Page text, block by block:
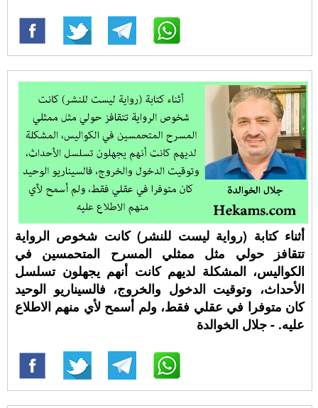
أثناء كتابة (رواية ليست للنشر) كانت شخوص الرواية
تتقافز حولي مثل ممثلي المسرح المتحمسين في
الكواليس، المشكلة لديهم كانت أنهم يجهلون تسلسل
الأحداث، وتوقيت الدخول والخروج، فالسيناريو الوحيد
كان متوفرا في عقلي فقط، ولم أسمح لأي منهم الاطلاع
عليه. - جلال الخوالدة